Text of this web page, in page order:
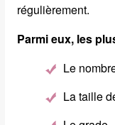
régulièrement.
Parmi eux, les
Le
La taille